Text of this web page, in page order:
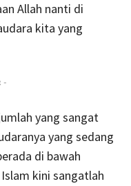
Allah nanti di
kita yang
-
yang sangat
yang sedang
di bawah
kini sangatlah